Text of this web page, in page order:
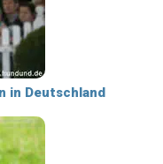
in Deutschland